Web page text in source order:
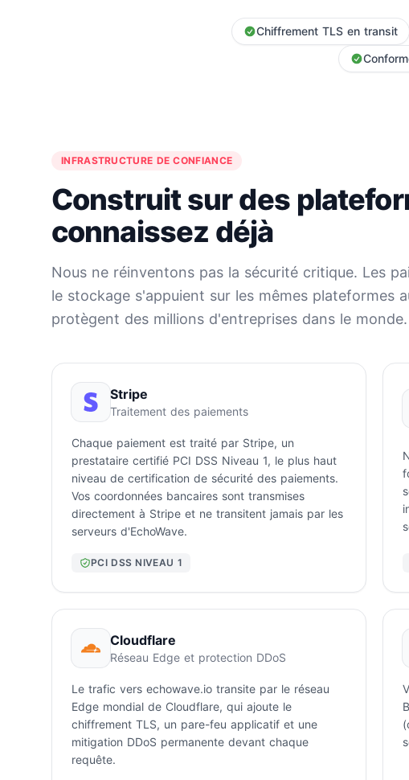
Chiffrement TLS en transit
INFRASTRUCTURE DE CONFIANCE
Construit sur des
connaissez déjà
Nous ne réinventons pas la sécurité critique. Les
le stockage s'appuient sur les mêmes plateformes
protègent des millions d'entreprises dans le monde.
Stripe
Traitement des paiements
Chaque paiement est traité par Stripe, un
prestataire certifié PCI DSS Niveau 1, le plus haut
niveau de certification de sécurité des paiements.
Vos coordonnées bancaires sont transmises
directement à Stripe et ne transitent jamais par les
serveurs d'EchoWave.
PCI DSS NIVEAU 1
Cloudflare
Réseau Edge et protection DDoS
Le trafic vers echowave.io transite par le réseau
Edge mondial de Cloudflare, qui ajoute le
chiffrement TLS, un pare-feu applicatif et une
mitigation DDoS permanente devant chaque
requête.